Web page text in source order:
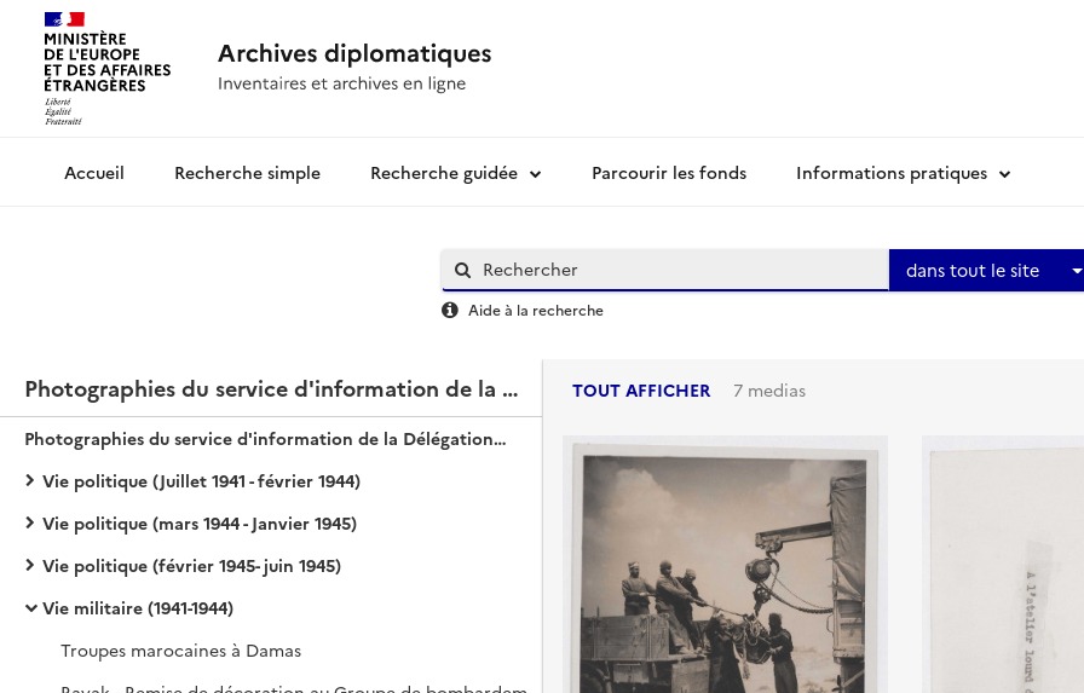
Archives diplomatiquesRecherche simple Recherche guidée Parcourir les fonds Informations pratiques
dans tout le site
Aide à la recherche
Photographies du service d'information de la DGFL
Photographies du service d'information de la Délégation générale de la France au Levant (DGFL). Ensemble de tirages argentiques isolés
Vie politique (Juillet 1941 - février 1944)
Vie politique (mars 1944 - Janvier 1945)
Vie politique (février 1945- juin 1945)
Vie militaire (1941-1944)
Troupes marocaines à Damas
TOUT AFFICHER 7 medias